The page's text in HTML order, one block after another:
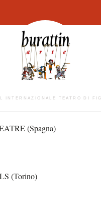
INTERNAZIONALE TEATRO DI
(Spagna)
(Torino)